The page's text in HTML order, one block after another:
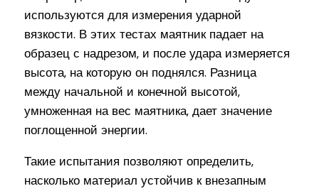
используются для измерения ударной
вязкости. В этих тестах маятник падает на
образец с надрезом, и после удара измеряется
высота, на которую он поднялся. Разница
между начальной и конечной высотой,
умноженная на вес маятника, дает значение
поглощенной энергии.
Такие испытания позволяют определить,
насколько материал устойчив к внезапным